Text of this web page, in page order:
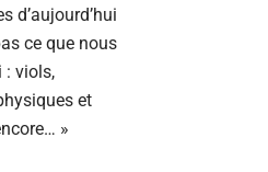
d’aujourd’hui
ce que nous
: viols,
et
»